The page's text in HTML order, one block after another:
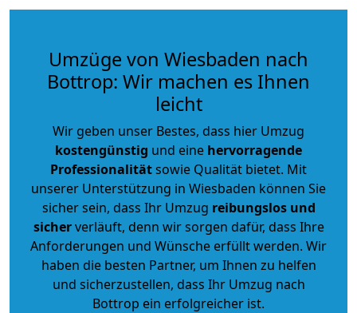
Umzüge von Wiesbaden nach
Bottrop: Wir machen es Ihnen
leicht
Wir geben unser Bestes, dass hier Umzug
kostengünstig und eine hervorragende
Professionalitätsowie Qualität bietet. Mit
unserer Unterstützung in Wiesbaden können Sie
sicher sein, dass Ihr Umzug reibungslos und
sicherverläuft, denn wir sorgen dafür, dass Ihre
Anforderungen und Wünsche erfüllt werden. Wir
haben die besten Partner, um Ihnen zu helfen
und sicherzustellen, dass Ihr Umzug nach
Bottrop ein erfolgreicher ist.